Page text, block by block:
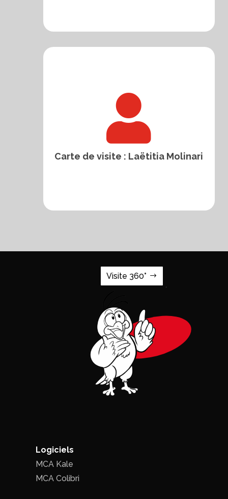

Carte de visite : Laëtitia Molinari
Visite 360°
Logiciels
MCA Kale
MCA Colibri